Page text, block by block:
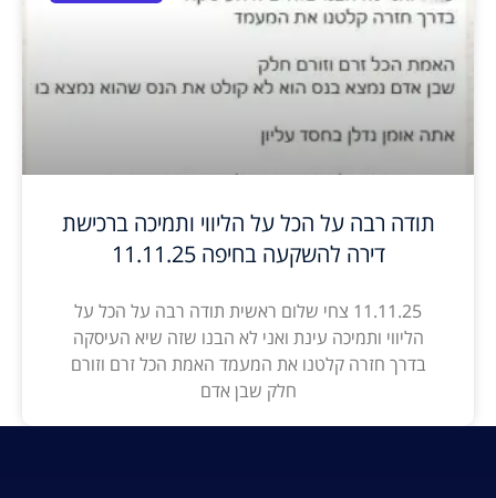
תודה רבה על הכל על הליווי ותמיכה ברכישת
דירה להשקעה בחיפה 11.11.25
11.11.25 צחי שלום ראשית תודה רבה על הכל על
הליווי ותמיכה עינת ואני לא הבנו שזה שיא העיסקה
בדרך חזרה קלטנו את המעמד האמת הכל זרם וזורם
חלק שבן אדם